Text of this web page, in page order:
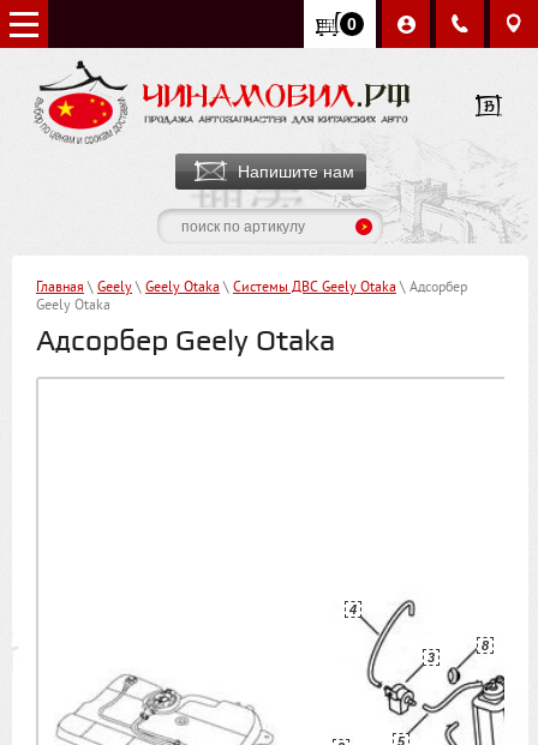
0
Напишите нам
Главная \ Geely \ Geely Otaka \ Системы ДВС Geely Otaka \ Адсорбер
Geely Otaka
Адсорбер Geely Otaka
3
4
5
8